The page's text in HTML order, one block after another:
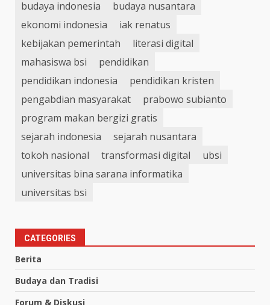
budaya indonesia
budaya nusantara
ekonomi indonesia
iak renatus
kebijakan pemerintah
literasi digital
mahasiswa bsi
pendidikan
pendidikan indonesia
pendidikan kristen
pengabdian masyarakat
prabowo subianto
program makan bergizi gratis
sejarah indonesia
sejarah nusantara
tokoh nasional
transformasi digital
ubsi
universitas bina sarana informatika
universitas bsi
CATEGORIES
Berita
Budaya dan Tradisi
Forum & Diskusi